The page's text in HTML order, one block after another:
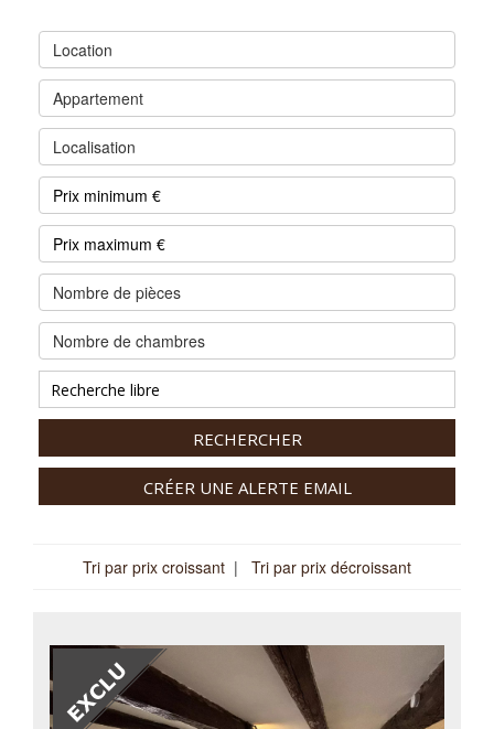
Location
Appartement
Localisation
Nombre de pièces
Nombre de chambres
RECHERCHER
CRÉER UNE ALERTE EMAIL
Tri par prix croissant | Tri par prix décroissant